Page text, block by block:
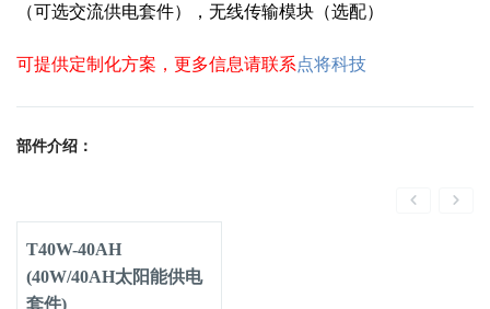
（可选交流供电套件），无线传输模块（选配）
可提供定制化方案，更多信息请联系点将科技
部件介绍：
T40W-40AH
(40W/40AH太阳能供电
套件)